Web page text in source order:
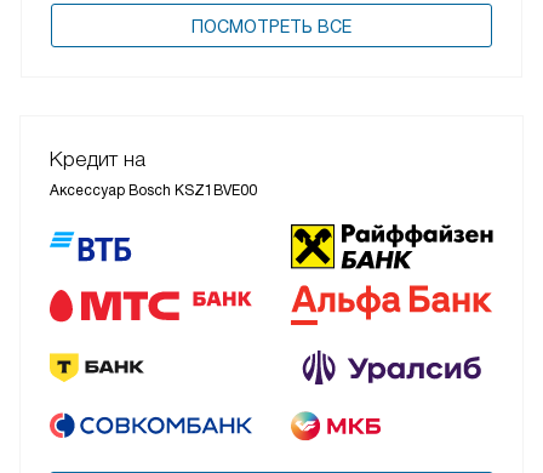
ПОCМОТРЕТЬ ВСЕ
Кредит на
Аксессуар Bosch KSZ1BVE00